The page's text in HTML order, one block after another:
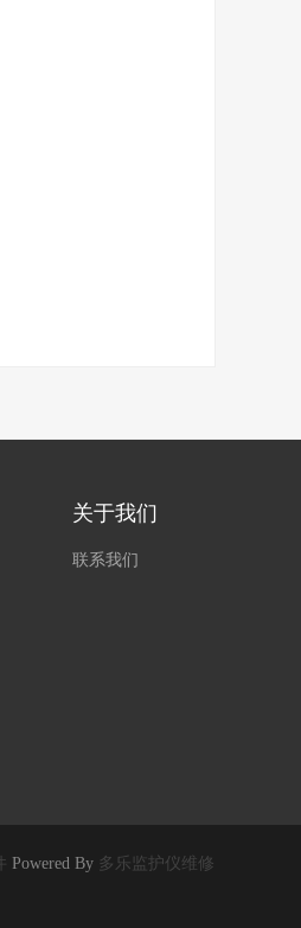
关于我们
联系我们
Powered By 多乐监护仪维修